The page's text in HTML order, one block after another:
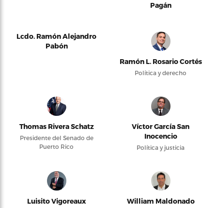
Pagán
Lcdo. Ramón Alejandro
Pabón
Ramón L. Rosario Cortés
Política y derecho
Thomas Rivera Schatz
Presidente del Senado de
Puerto Rico
Víctor García San
Inocencio
Política y justicia
Luisito Vigoreaux William Maldonado